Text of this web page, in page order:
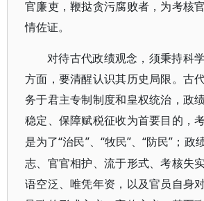
官廉吏，鞭挞贪污腐败者，为考核
情佐证。
对待古代政绩观念，须秉持科
方面，要清醒认识其历史局限。古
务于君主专制制度和皇权统治，政
稳定、保障赋税征收为首要目的，
是为了“治民”、“牧民”、“防民”；
志、官官相护、流于形式、考核失
语空泛、唯凭年资，以及官员自身